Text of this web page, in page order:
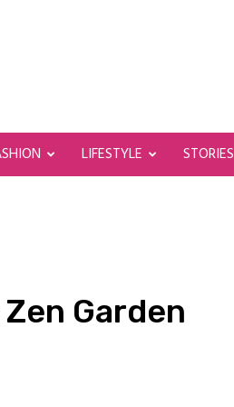
LIFESTYLE STORIES
Garden